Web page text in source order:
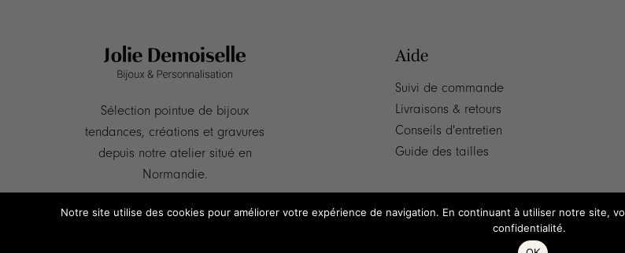
Sélection pointue de bijoux
tendances, créations et gravures
depuis notre atelier situé en
Normandie.
Aide
Suivi de commande
Livraisons & retours
Conseils d'entretien
Guide des tailles
Notre site utilise des cookies pour améliorer votre expérience de navigation. En continuant à utiliser notre site,
confidentialité.